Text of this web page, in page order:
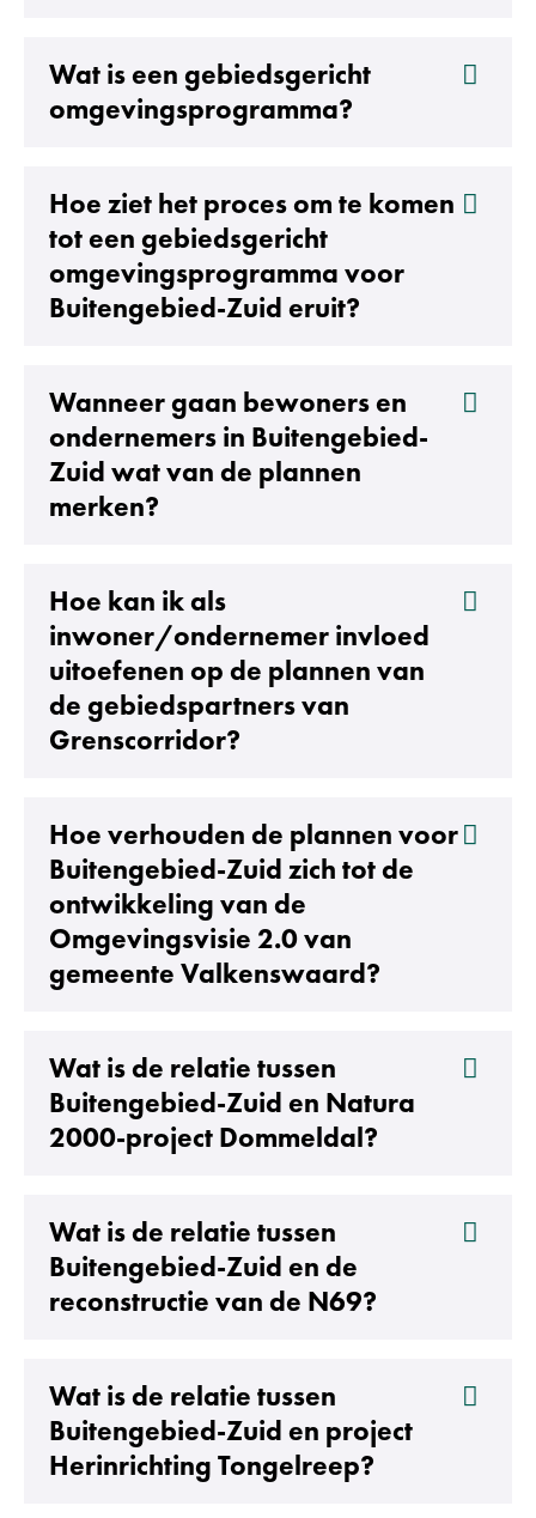
Wat is een gebiedsgericht
omgevingsprogramma?
Hoe ziet het proces om te komen
tot een gebiedsgericht
omgevingsprogramma voor
Buitengebied-Zuid eruit?
Wanneer gaan bewoners en
ondernemers in Buitengebied-
Zuid wat van de plannen
merken?
Hoe kan ik als
inwoner/ondernemer invloed
uitoefenen op de plannen van
de gebiedspartners van
Grenscorridor?
Hoe verhouden de plannen voor
Buitengebied-Zuid zich tot de
ontwikkeling van de
Omgevingsvisie 2.0 van
gemeente Valkenswaard?
Wat is de relatie tussen
Buitengebied-Zuid en Natura
2000-project Dommeldal?
Wat is de relatie tussen
Buitengebied-Zuid en de
reconstructie van de N69?
Wat is de relatie tussen
Buitengebied-Zuid en project
Herinrichting Tongelreep?